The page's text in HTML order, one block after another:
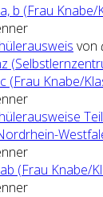
b (Frau
von
(Frau Knabe/
(Frau Knabe/